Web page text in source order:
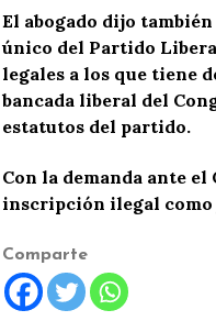
El abogado dijo
único del Partido
legales a los que tiene
bancada liberal del
estatutos del partido.
Con la demanda ante
inscripción ilegal como
Comparte